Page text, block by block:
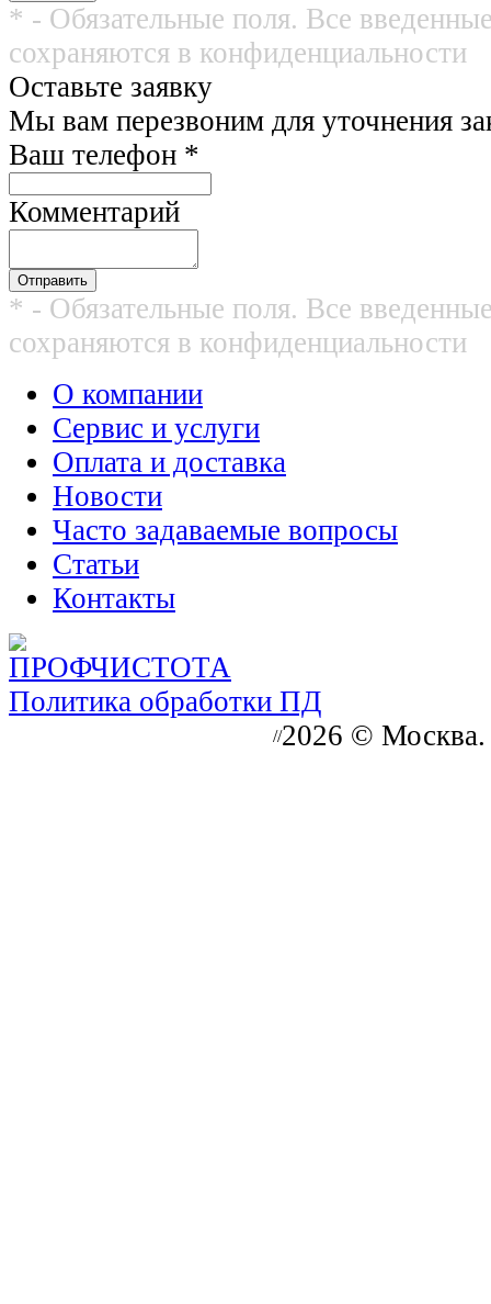
* - Обязательные поля. Все
сохраняются в конфиденциальности
Оставьте заявку
Мы вам перезвоним для уточнения
Ваш телефон *
Комментарий
* - Обязательные поля. Все
сохраняются в конфиденциальности
О компании
Сервис и услуги
Оплата и доставка
Новости
Часто задаваемые вопросы
Статьи
Контакты
Политика обработки ПД
//2026 ©